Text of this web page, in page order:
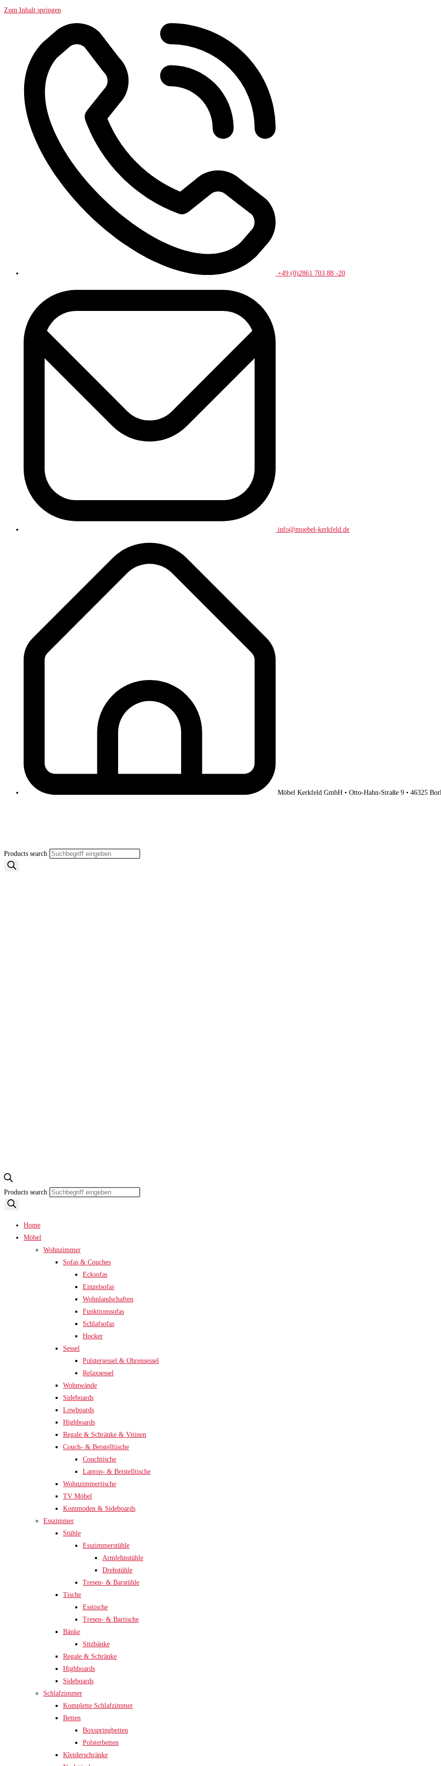
Zum Inhalt springen
+49 (0)2861 703 88 -20
info@moebel-kerkfeld.de
Möbel Kerkfeld GmbH • Otto-Hahn-Straße 9 • 46325
Products search
Products search
Home
Möbel
Wohnzimmer
Sofas & Couches
Ecksofas
Einzelsofas
Wohnlandschaften
Funktionssofas
Schlafsofas
Hocker
Sessel
Polstersessel & Ohrensessel
Relaxsessel
Wohnwände
Sideboards
Lowboards
Highboards
Regale & Schränke & Vitinen
Couch- & Beistelltische
Couchtische
Laptop- & Beistelltische
Wohnzimmertische
TV Möbel
Kommoden & Sideboards
Esszimmer
Stühle
Esszimmerstühle
Armlehnstühle
Drehstühle
Tresen- & Barstühle
Tische
Esstische
Tresen- & Bartische
Bänke
Sitzbänke
Regale & Schränke
Highboards
Sideboards
Schlafzimmer
Komplette Schlafzimmer
Betten
Boxspringbetten
Polsterbetten
Kleiderschränke